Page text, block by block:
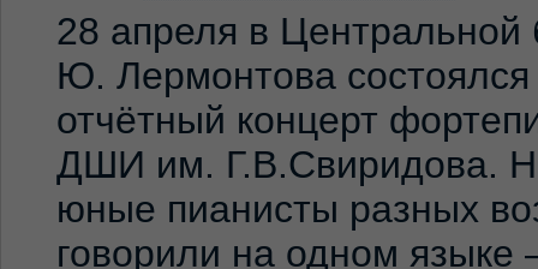
28 апреля в
Ю. Лермонтова состоялся
отчётный концерт
ДШИ им. Г.В.Свиридова.
юные пианисты разных
говорили на одном